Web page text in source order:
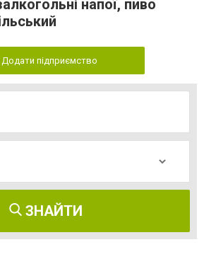
напої, пиво
Додати підприємство
ЗНАЙТИ